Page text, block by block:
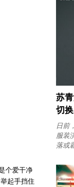
个爱干净
起手挡住
苏
切换
日前
服装
落或